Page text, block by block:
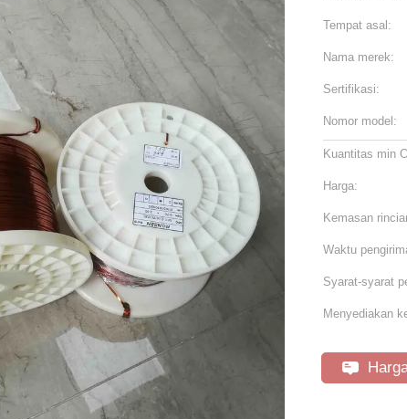
Tempat asal:
Nama merek:
Sertifikasi:
Nomor model:
Kuantitas min
Harga:
Kemasan
Waktu
Syarat-syarat
Menyediakan